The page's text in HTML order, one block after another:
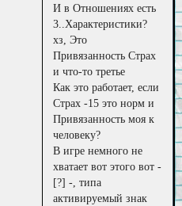
И в Отношениях есть
3..Характеристики?
хз, Это
Привязанность Страх
и что-то третье
Как это работает, если
Страх -15 это норм и
Привязанность моя к
человеку?
В игре немного не
хватает вот этого вот -
[?] -, типа
активируемый знак